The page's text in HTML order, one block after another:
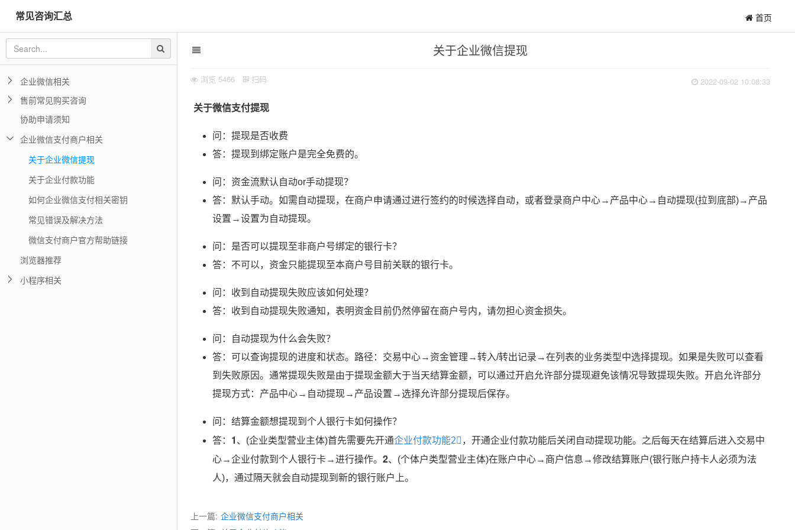
常见咨询汇总 首页
关于企业微信提现
浏览 5466 扫码 2022-09-02 10:08:33
关于微信支付提现
问：提现是否收费
答：提现到绑定账户是完全免费的。
问：资金流默认自动or手动提现？
答：默认手动。如需自动提现，在商户申请通过进行签约的时候选择自动，或者登录商户中心→产品中心→自动提现(拉到底部)→产品
设置→设置为自动提现。
问：是否可以提现至非商户号绑定的银行卡？
答：不可以，资金只能提现至本商户号目前关联的银行卡。
问：收到自动提现失败应该如何处理？
答：收到自动提现失败通知，表明资金目前仍然停留在商户号内，请勿担心资金损失。
问：自动提现为什么会失败？
答：可以查询提现的进度和状态。路径：交易中心→资金管理→转入/转出记录→在列表的业务类型中选择提现。如果是失败可以查看
到失败原因。通常提现失败是由于提现金额大于当天结算金额，可以通过开启允许部分提现避免该情况导致提现失败。开启允许部分
提现方式：产品中心→自动提现→产品设置→选择允许部分提现后保存。
问：结算金额想提现到个人银行卡如何操作？
答： 1 、(企业类型营业主体)首先需要先开通企业付款功能2⃣️ ，开通企业付款功能后关闭自动提现功能。之后每天在结算后进入交易中
心→企业付款到个人银行卡→进行操作。 2、(个体户类型营业主体)在账户中心→商户信息→修改结算账户(银行账户持卡人必须为法
人)，通过隔天就会自动提现到新的银行账户上。
上一篇: 企业微信支付商户相关
企业微信相关
售前常见购买咨询
协助申请须知
企业微信支付商户相关
关于企业微信提现
关于企业付款功能
如何企业微信支付相关密钥
常见错误及解决方法
微信支付商户官方帮助链接
浏览器推荐
小程序相关